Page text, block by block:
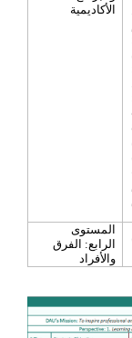
الأكاديمية
المستوى
الرابع: الفرق
والأفراد